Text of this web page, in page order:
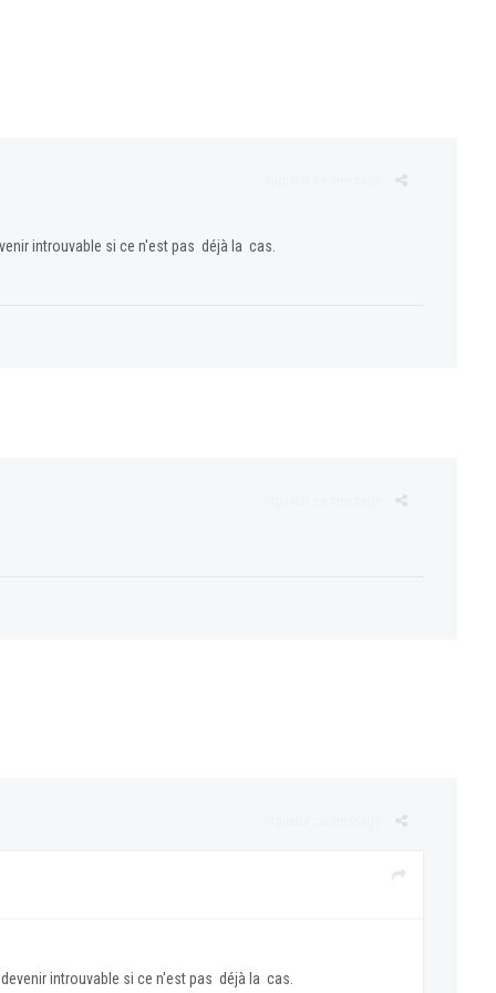
introuvable si ce n'est pas déjà la cas.
introuvable si ce n'est pas déjà la cas.